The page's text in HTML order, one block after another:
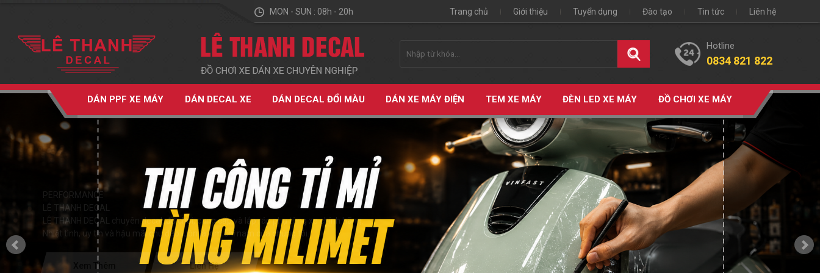
MON - SUN : 08h - 20h Trang chủ Giới thiệu Tuyển dụng Đào tạo Tin tức Liên hệ
Hotline
0834 821 822
DÁN PPF XE MÁY DÁN DECAL XE DÁN DECAL ĐỔI MÀU DÁN XE MÁY ĐIỆN TEM XE MÁY ĐÈN LED XE MÁY ĐỒ CHƠI XE MÁY
PERFORMANCE
LÊ THANH DECAL
LÊ THANH DECAL chuyên decal, đồ chơi, cung cấp và lắp ráp phụ tùng xe chính hãng.
Nhiệt tình, uy tín và hậu mãi chu đáo luôn là kim chỉ nam của chúng tôi.